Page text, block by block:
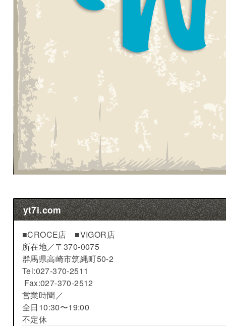
yt7i.com
■CROCE店 ■VIGOR店
所在地／〒370-0075
群馬県高崎市筑縄町50-2
Tel:027-370-2511
Fax:027-370-2512
営業時間／
全日10:30〜19:00
不定休